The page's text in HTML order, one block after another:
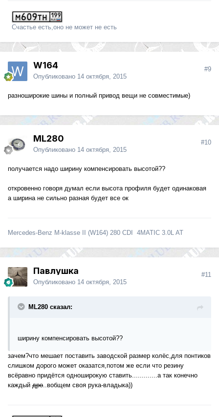
Счастье есть,оно не может не есть
W164
Опубликовано 14 октября, 2015
#9
разноширокие шины и полный привод вещи не совместимые)
ML280
Опубликовано 14 октября, 2015
#10
получается надо ширину компенсировать высотой??
откровенно говоря думал если высота профиля будет одинаковая
а ширина не сильно разная будет все ок
Mercedes-Benz M-klasse II (W164) 280 CDI 4MATIC 3.0L AT
Павлушка
Опубликовано 14 октября, 2015
#11
ML280 сказал:
ширину компенсировать высотой??
зачем?что мешает поставить заводской размер колёс,для понтиков
слишком дорого может оказатся,потом же если что резину
всёравно придётся одноширокую ставить.............а так конечно
каждый дро..вобщем своя рука-владыка))